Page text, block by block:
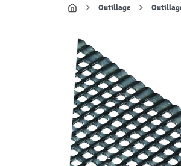
Accueil
Outillage